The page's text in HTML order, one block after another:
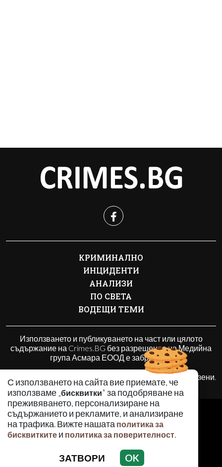
С използването на сайта вие приемате, че
използваме „бисквитки" за подобряване на
преживяването, персонализиране на
съдържанието и рекламите, и анализиране
на трафика. Вижте нашата политика за
бисквитките и политика за поверителност.
ЗАТВОРИ OK
КРИМИНАЛНО
ИНЦИДЕНТИ
АНАЛИЗИ
ПО СВЕТА
ВОДЕЩИ ТЕМИ
Използването и публикуването на част или цялото
съдържание на Crimes.BG без разрешение на Медийна
група Асмара ЕООД е забранено.
© 2010 - 2026 | Crimes.BG. Всички права запазени.
РЕКЛАМА
КОНТАКТИ
ОБЩИ УСЛОВИЯ
ПОЛИТИКА ЗА БИСКВИТКИТЕ